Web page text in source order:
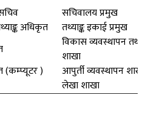
सचिवालय प्रमुख
अधिकृत
तथ्याङ्क इकाई प्रमुख
विकास व्यवस्थापन
शाखा
(कम्प्यूटर )
आपुर्ती व्यवस्थापन शाखा
लेखा शाखा